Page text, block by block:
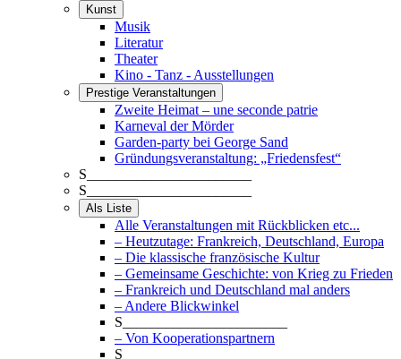
Kunst
Musik
Literatur
Theater
Kino - Tanz - Ausstellungen
Prestige Veranstaltungen
Zweite Heimat – une seconde patrie
Karneval der Mörder
Garden-party bei George Sand
Gründungsveranstaltung: „Friedensfest“
S_______________________
S_______________________
Als Liste
Alle Veranstaltungen mit Rückblicken etc...
– Heutzutage: Frankreich, Deutschland, Europa
– Die klassische französische Kultur
– Gemeinsame Geschichte: von Krieg zu Frieden
– Frankreich und Deutschland mal anders
– Andere Blickwinkel
S_______________________
– Von Kooperationspartnern
S_______________________